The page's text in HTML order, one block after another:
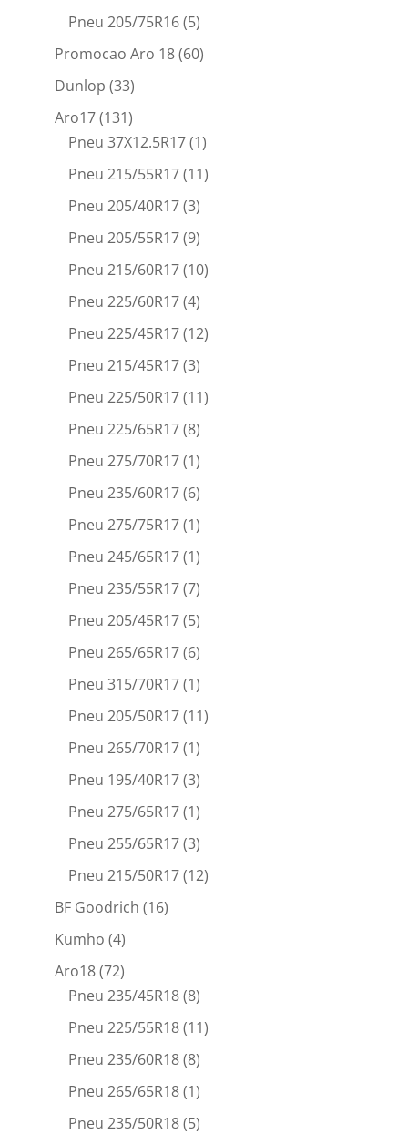
Pneu 205/75R16(5)
Promocao Aro 18(60)
Dunlop (33)
Aro17(131)
Pneu 37X12.5R17(1)
Pneu 215/55R17(11)
Pneu 205/40R17(3)
Pneu 205/55R17(9)
Pneu 215/60R17(10)
Pneu 225/60R17(4)
Pneu 225/45R17(12)
Pneu 215/45R17(3)
Pneu 225/50R17(11)
Pneu 225/65R17(8)
Pneu 275/70R17(1)
Pneu 235/60R17(6)
Pneu 275/75R17(1)
Pneu 245/65R17(1)
Pneu 235/55R17(7)
Pneu 205/45R17(5)
Pneu 265/65R17(6)
Pneu 315/70R17(1)
Pneu 205/50R17(11)
Pneu 265/70R17(1)
Pneu 195/40R17(3)
Pneu 275/65R17(1)
Pneu 255/65R17(3)
Pneu 215/50R17(12)
BF Goodrich (16)
Kumho (4)
Aro18(72)
Pneu 235/45R18(8)
Pneu 225/55R18(11)
Pneu 235/60R18(8)
Pneu 265/65R18(1)
Pneu 235/50R18(5)